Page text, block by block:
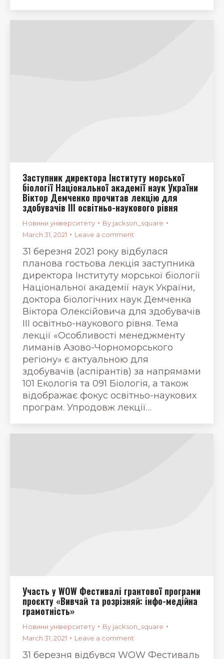
Заступник директора Інституту морської
біології Національної академії наук України
Віктор Демченко прочитав лекцію для
здобувачів ІІІ освітньо-наукового рівня
Новини університету By jackson_square
March 31, 2021
Leave a comment
31 березня 2021 року відбулася
планова гостьова лекція заступника
директора Інституту морської біології
Національної академії наук України,
доктора біологічних наук Демченка
Віктора Олексійовича для здобувачів
ІІІ освітньо-наукового рівня. Тема
лекції «Особливості менеджменту
лиманів Азово-Чорноморського
регіону» є актуальною для
здобувачів (аспірантів) за напрямами
101 Екологія та 091 Біологія, а також
відображає фокус освітньо-наукових
програм. Упродовж лекції…
Участь у WOW Фестивалі грантової програми
проєкту «Вивчай та розрізняй: інфо-медійна
грамотність»
Новини університету By jackson_square
March 31, 2021
Leave a comment
31 березня відбувся WOW Фестиваль